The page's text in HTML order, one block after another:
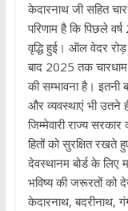
केदारनाथ जी सहित
परिणाम है कि पिछले
वृद्धि हुई। ऑल वेदर
बाद 2025 तक
की सम्भावना है। इतनी
और व्यवस्थाएं भी उतने
जिम्मेवारी राज्य सरकार
हितों को सुरक्षित रखते
देवस्थानम बोर्ड के लिए
भविष्य की जरूरतों को
केदारनाथ, बदरीनाथ,